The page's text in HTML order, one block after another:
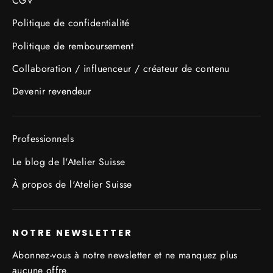
Politique de confidentialité
Politique de remboursement
Collaboration / influenceur / créateur de contenu
Devenir revendeur
Professionnels
Le blog de l'Atelier Suisse
À propos de l'Atelier Suisse
NOTRE NEWSLETTER
Abonnez-vous à notre newsletter et ne manquez plus